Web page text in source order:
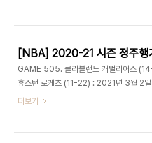
럿 앨런이 골밑에서 적극적인 모습을 보이
T. J. 맥코넬이 투입되면서 분위기 반전. 스
4득점, 맬컴 브록던의 3점, 에드먼드 섬너
크로 순식간에 26-24 역전. 28-28 1쿼터
코넬은 5스틸로 론 아테스트, 빅터 올라디포
양팀 골밑에서 각축전. 처음에는 인디애나
GAME 505. 클리블랜드 캐벌리어스
휴스턴 로케츠 (11-22) : 2021년 3월 2일
요타 센터 - 11연패 중인 휴스턴은 빅터 올
더보기